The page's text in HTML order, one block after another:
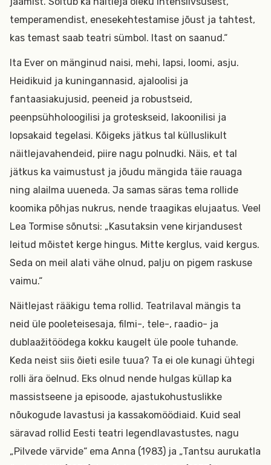
temperamendist, enesekehtestamise jõust ja tahtest,
kas temast saab teatri sümbol. Itast on saanud.“
Ita Ever on mänginud naisi, mehi, lapsi, loomi, asju.
Heidikuid ja kuningannasid, ajaloolisi ja
fantaasiakujusid, peeneid ja robustseid,
peenpsühholoogilisi ja groteskseid, lakoonilisi ja
lopsakaid tegelasi. Kõigeks jätkus tal külluslikult
näitlejavahendeid, piire nagu polnudki. Näis, et tal
jätkus ka vaimustust ja jõudu mängida täie rauaga
ning alailma uueneda. Ja samas säras tema rollide
koomika põhjas nukrus, nende traagikas elujaatus. Veel
Lea Tormise sõnutsi: „Kasutaksin vene kirjandusest
leitud mõistet kerge hingus. Mitte kerglus, vaid kergus.
Seda on meil alati vähe olnud, palju on pigem raskuse
vaimu.“
Näitlejast rääkigu tema rollid. Teatrilaval mängis ta
neid üle pooleteisesaja, filmi-, tele-, raadio- ja
dublaažitöödega kokku kaugelt üle poole tuhande.
Keda neist siis õieti esile tuua? Ta ei ole kunagi ühtegi
rolli ära öelnud. Eks olnud nende hulgas küllap ka
massistseene ja episoode, ajastukohustuslikke
nõukogude lavastusi ja kassakomöödiaid. Kuid seal
säravad rollid Eesti teatri legendlavastustes, nagu
„Pilvede värvide“ ema Anna (1983) ja „Tantsu aurukatla